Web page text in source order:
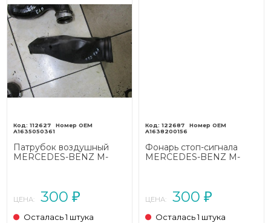
112627
A1635050361
Патрубок воздушный
MERCEDES-BENZ M-
ЦЕНА: 300 ₽
Осталась 1 штука
122687
A1638200156
Фонарь стоп-сигнала
MERCEDES-BENZ M-
ЦЕНА: 300 ₽
Осталась 1 штука